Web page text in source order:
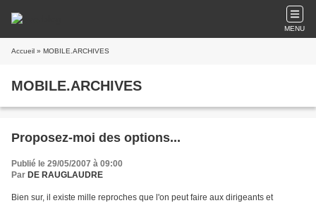
MENU
Accueil » MOBILE.ARCHIVES
MOBILE.ARCHIVES
Proposez-moi des options...
Publié le 29/05/2007 à 09:00
Par DE RAUGLAUDRE
Bien sur, il existe mille reproches que l'on peut faire aux dirigeants et